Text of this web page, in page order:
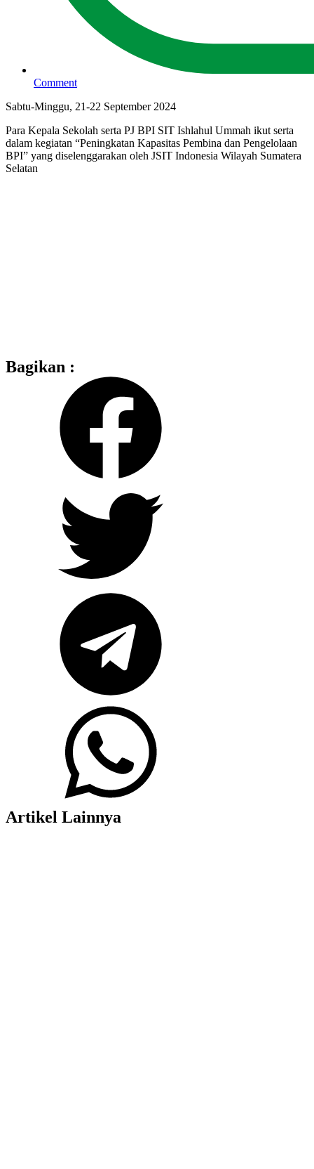
Comment
Sabtu-Minggu, 21-22 September 2024
Para Kepala Sekolah serta PJ BPI SIT Ishlahul Ummah ikut serta
dalam kegiatan “Peningkatan Kapasitas Pembina dan Pengelolaan
BPI” yang diselenggarakan oleh JSIT Indonesia Wilayah Sumatera
Selatan
Bagikan :
Artikel Lainnya